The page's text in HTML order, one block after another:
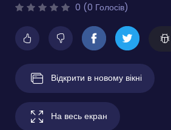
0 (0 Голосів)
Відкрити в новому вікні
На весь екран